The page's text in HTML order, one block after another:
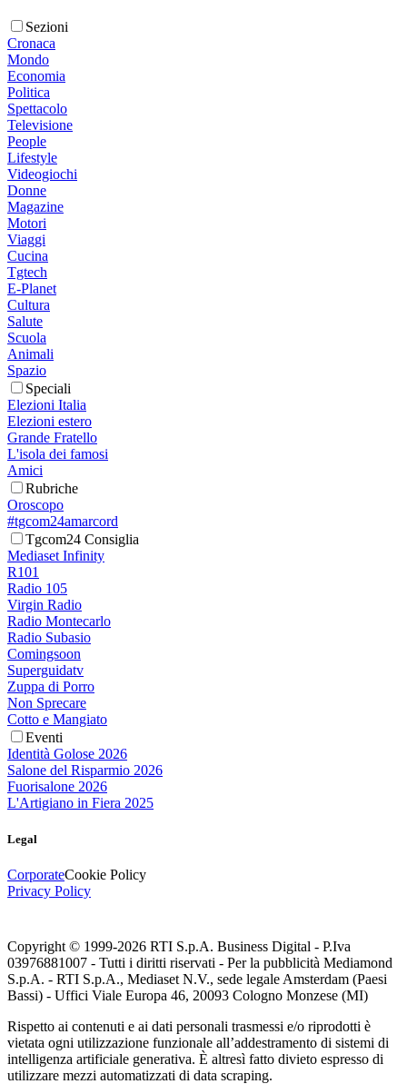
Sezioni
Cronaca
Mondo
Economia
Politica
Spettacolo
Televisione
People
Lifestyle
Videogiochi
Donne
Magazine
Motori
Viaggi
Cucina
Tgtech
E-Planet
Cultura
Salute
Scuola
Animali
Spazio
Speciali
Elezioni Italia
Elezioni estero
Grande Fratello
L'isola dei famosi
Amici
Rubriche
Oroscopo
#tgcom24amarcord
Tgcom24 Consiglia
Mediaset Infinity
R101
Radio 105
Virgin Radio
Radio Montecarlo
Radio Subasio
Comingsoon
Superguidatv
Zuppa di Porro
Non Sprecare
Cotto e Mangiato
Eventi
Identità Golose 2026
Salone del Risparmio 2026
Fuorisalone 2026
L'Artigiano in Fiera 2025
Legal
CorporateCookie Policy
Privacy Policy
Copyright © 1999-2026 RTI S.p.A. Business Digital - P.Iva
03976881007 - Tutti i diritti riservati - Per la pubblicità Mediamond
S.p.A. - RTI S.p.A., Mediaset N.V., sede legale Amsterdam (Paesi
Bassi) - Uffici Viale Europa 46, 20093 Cologno Monzese (MI)
Rispetto ai contenuti e ai dati personali trasmessi e/o riprodotti è
vietata ogni utilizzazione funzionale all’addestramento di sistemi di
intelligenza artificiale generativa. È altresì fatto divieto espresso di
utilizzare mezzi automatizzati di data scraping.